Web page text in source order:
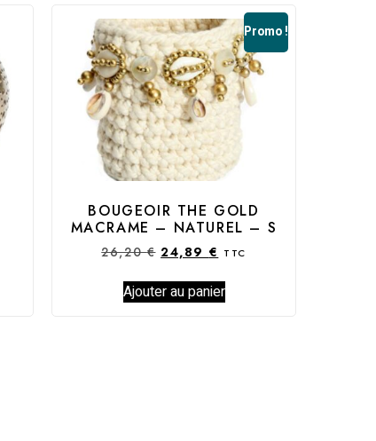
Promo !
BOUGEOIR THE GOLD
MACRAME – NATUREL – S
26,20€ 24,89 € TTC
Ajouter au panier